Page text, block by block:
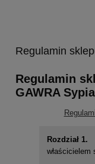
Regulamin
Regulamin
GAWRA
Rozdział 1.
właścicielem